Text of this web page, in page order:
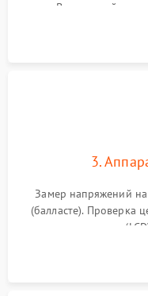
пыли. Визуальный
материнской платы
3.
Замер напряжений
(балласте). Проверка
или поляризаторов
температуры и